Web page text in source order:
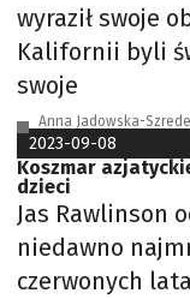
wyraził swoje
Kalifornii byli
swoje
Anna Jadowska-
2023-09-08
Koszmar
dzieci
Jas Rawlinson
niedawno
czerwonych